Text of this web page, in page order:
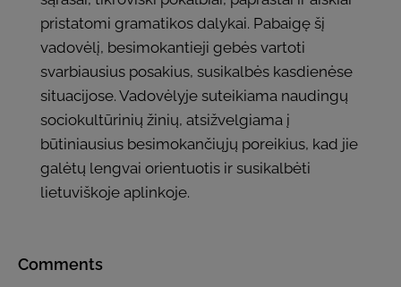
pristatomi gramatikos dalykai. Pabaigę šį
vadovėlį, besimokantieji gebės vartoti
svarbiausius posakius, susikalbės kasdienėse
situacijose. Vadovėlyje suteikiama naudingų
sociokultūrinių žinių, atsižvelgiama į
būtiniausius besimokančiųjų poreikius, kad jie
galėtų lengvai orientuotis ir susikalbėti
lietuviškoje aplinkoje.
Comments